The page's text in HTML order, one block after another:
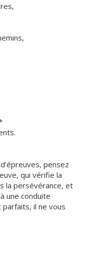
pensez
qui vérifie la
la persévérance, et
une conduite
il ne vous